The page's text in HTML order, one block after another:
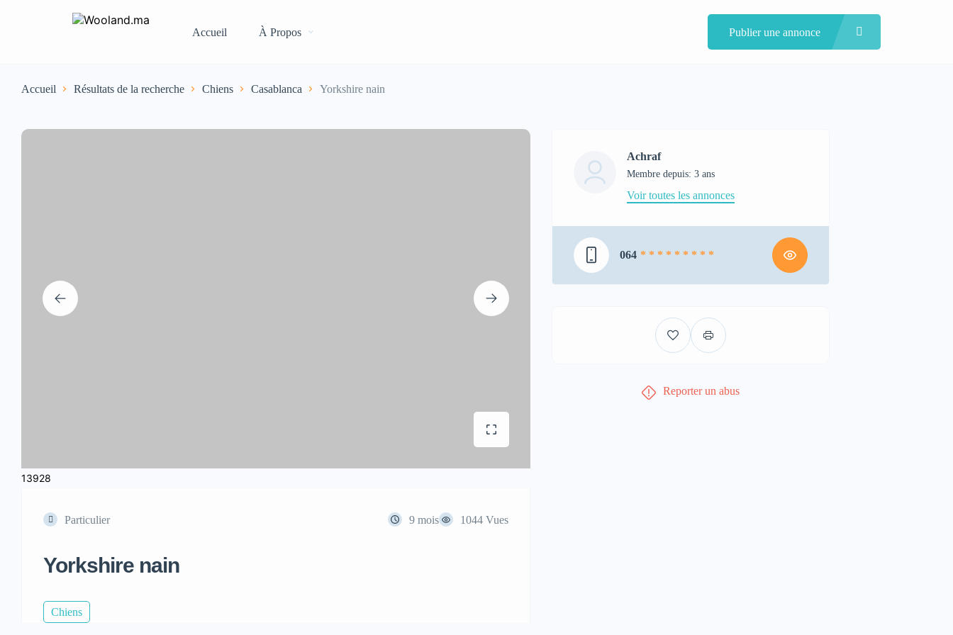
Accueil À Propos Publier une annonce
Accueil Résultats de la recherche Chiens Casablanca Yorkshire nain
13928
Particulier 9 mois 1044 Vues
Yorkshire nain
Chiens
Achraf
Membre depuis: 3 ans
Voir toutes les annonces
064 * * * * * * * * *
Reporter un abus